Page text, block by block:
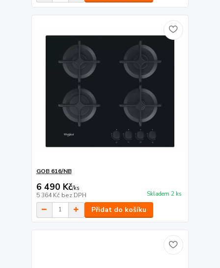
GOB 616/NB
6 490 Kč/ks
5 364 Kč bez DPH Skladem 2 ks
Přidat do košíku